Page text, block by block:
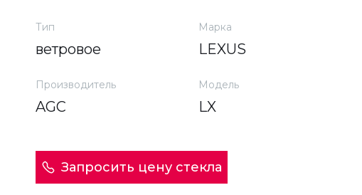
Тип
ветровое
Марка
LEXUS
Производитель
AGC
Модель
LX
Запросить цену стекла